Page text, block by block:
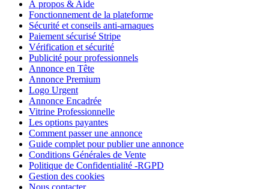
À propos & Aide
Fonctionnement de la plateforme
Sécurité et conseils anti-arnaques
Paiement sécurisé Stripe
Vérification et sécurité
Publicité pour professionnels
Annonce en Tête
Annonce Premium
Logo Urgent
Annonce Encadrée
Vitrine Professionnelle
Les options payantes
Comment passer une annonce
Guide complet pour publier une annonce
Conditions Générales de Vente
Politique de Confidentialité -RGPD
Gestion des cookies
Nous contacter